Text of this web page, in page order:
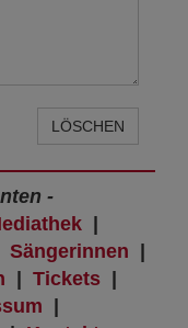
LÖSCHEN
-
|
Sängerinnen |
| Tickets |
|